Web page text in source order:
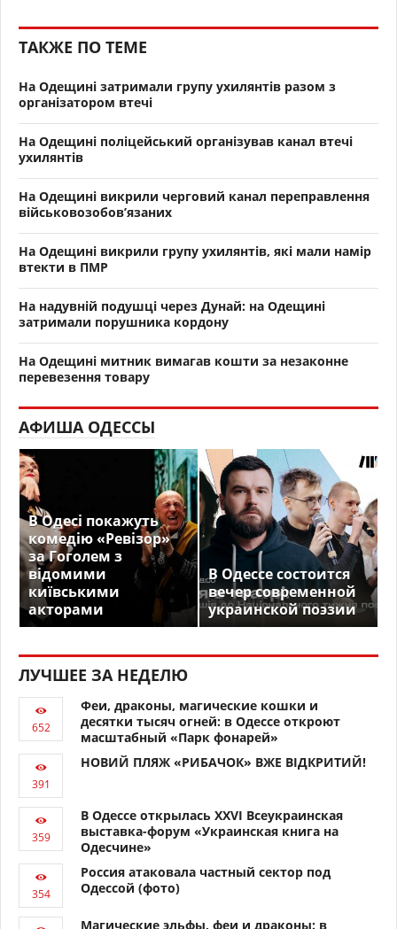
ТАКЖЕ ПО ТЕМЕ
На Одещині затримали групу ухилянтів разом з
організатором втечі
На Одещині поліцейський організував канал втечі
ухилянтів
На Одещині викрили черговий канал переправлення
військовозобов’язаних
На Одещині викрили групу ухилянтів, які мали намір
втекти в ПМР
На надувній подушці через Дунай: на Одещині
затримали порушника кордону
На Одещині митник вимагав кошти за незаконне
перевезення товару
АФИША ОДЕССЫ
В Одесі покажуть
комедію «Ревізор»
за Гоголем з
відомими
київськими
акторами
В Одессе состоится
вечер современной
украинской поэзии
ЛУЧШЕЕ ЗА НЕДЕЛЮ
Феи, драконы, магические кошки и
десятки тысяч огней: в Одессе откроют
масштабный «Парк фонарей»
НОВИЙ ПЛЯЖ «РИБАЧОК» ВЖЕ ВІДКРИТИЙ!
В Одессе открылась XXVI Всеукраинская
выставка-форум «Украинская книга на
Одесчине»
Россия атаковала частный сектор под
Одессой (фото)
Магические эльфы, феи и драконы: в